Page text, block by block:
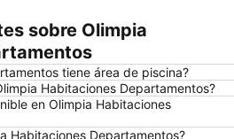
sobre Olimpia
tiene área de piscina?
Habitaciones Departamentos?
en Olimpia Habitaciones
Habitaciones Departamentos?